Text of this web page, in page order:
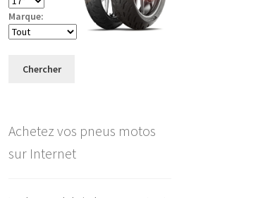
Marque:
Chercher
Achetez vos pneus motos
sur Internet